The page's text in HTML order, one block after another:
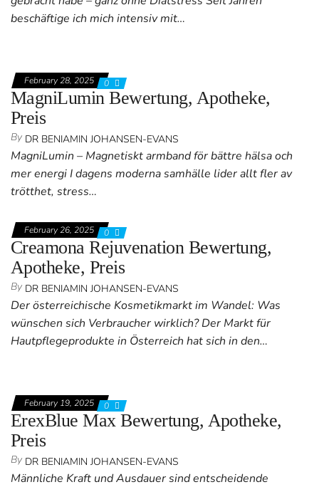
beschäftige ich mich intensiv mit…
February 28, 2025 0
MagniLumin Bewertung, Apotheke,
Preis
By DR BENIAMIN JOHANSEN-EVANS
MagniLumin – Magnetiskt armband för bättre hälsa och
mer energi I dagens moderna samhälle lider allt fler av
trötthet, stress…
February 26, 2025 0
Creamona Rejuvenation Bewertung,
Apotheke, Preis
By DR BENIAMIN JOHANSEN-EVANS
Der österreichische Kosmetikmarkt im Wandel: Was
wünschen sich Verbraucher wirklich? Der Markt für
Hautpflegeprodukte in Österreich hat sich in den…
February 19, 2025 0
ErexBlue Max Bewertung, Apotheke,
Preis
By DR BENIAMIN JOHANSEN-EVANS
Männliche Kraft und Ausdauer sind entscheidende